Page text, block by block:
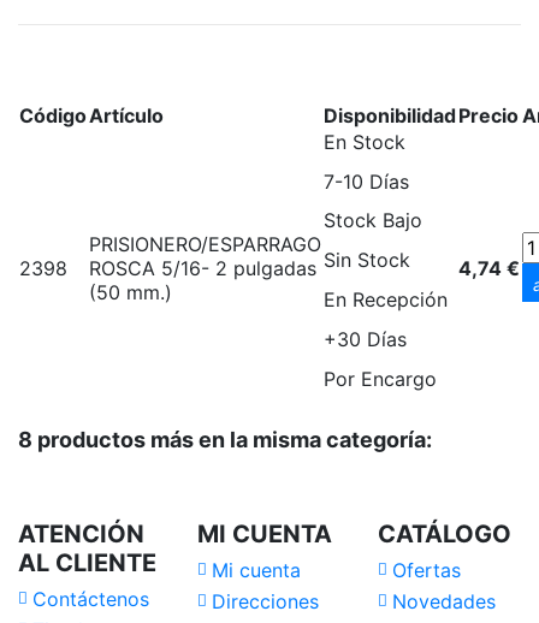
CódigoArtículo DisponibilidadPrecio
2398
PRISIONERO/ESPARRAGO
ROSCA 5/16- 2 pulgadas
(50 mm.)
En Stock
7-10 Días
Stock Bajo
Sin Stock
En Recepción
+30 Días
Por Encargo
4,74 €
8 productos más en la misma categoría:
ATENCIÓN
AL CLIENTE
Contáctenos
MI CUENTA
Mi cuenta
Direcciones
CATÁLOGO
Ofertas
Novedades